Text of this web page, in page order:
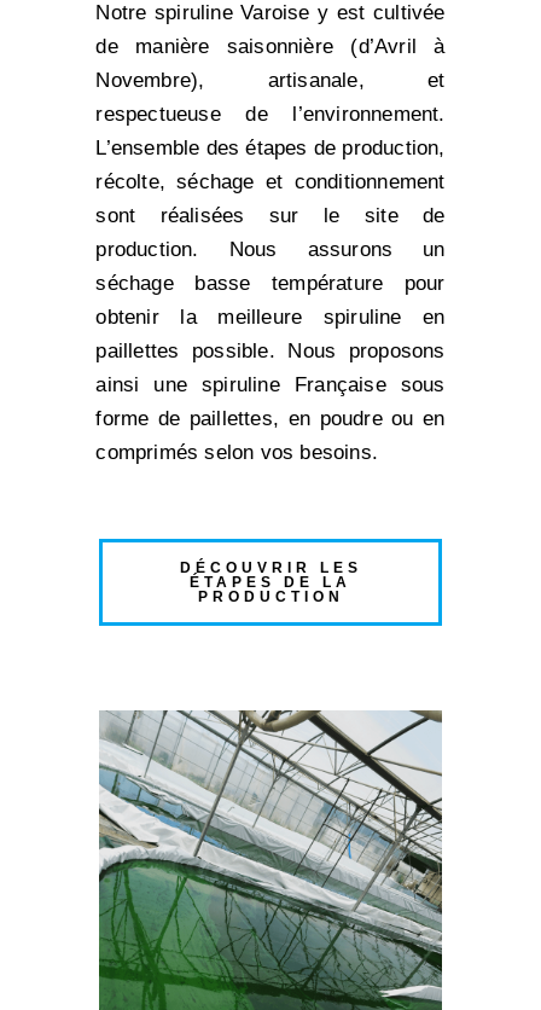
Notre spiruline Varoise y est cultivée
de manière saisonnière (d’Avril à
Novembre), artisanale, et
respectueuse de l’environnement.
L’ensemble des étapes de production,
récolte, séchage et conditionnement
sont réalisées sur le site de
production. Nous assurons un
séchage basse température pour
obtenir la meilleure spiruline en
paillettes possible. Nous proposons
ainsi une spiruline Française sous
forme de paillettes, en poudre ou en
comprimés selon vos besoins.
DÉCOUVRIR LES
ÉTAPES DE LA
PRODUCTION